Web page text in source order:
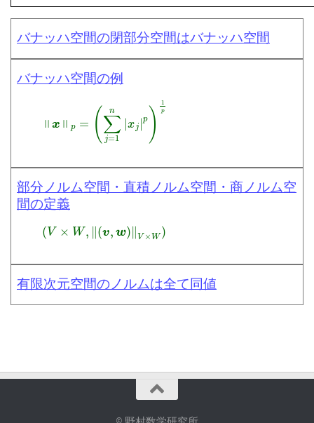
バナッハ空間の閉部分空間はバナッハ空間
バナッハ空間の例
n
部分ノルム空間・直積ノルム空間・商ノルム空
間の定義
(V ×W, ,
有限次元空間のノルムは全て同値